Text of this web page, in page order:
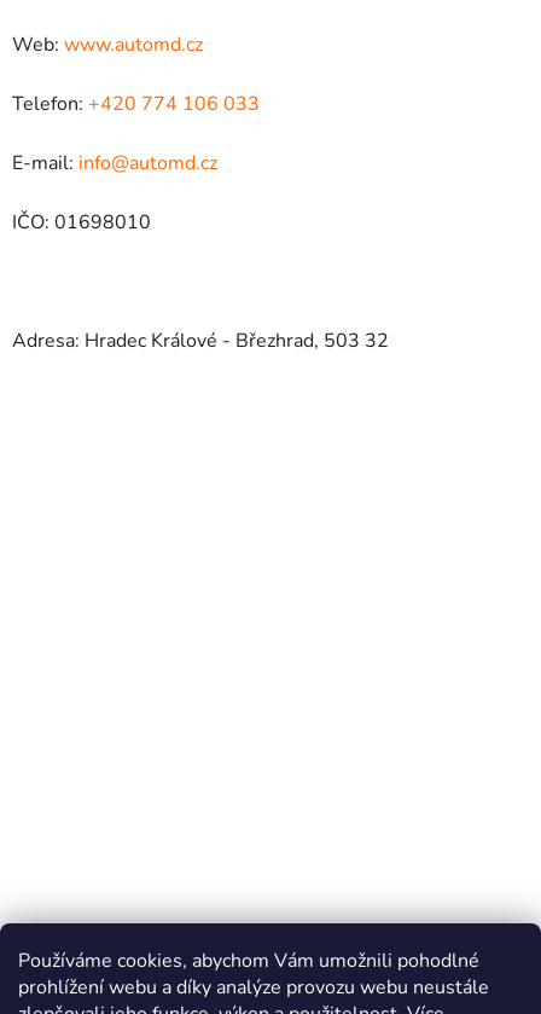
Používáme cookies, abychom Vám umožnili pohodlné
prohlížení webu a díky analýze provozu webu neustále
Web: www.automd.cz
Telefon: +420 774 106 033
E-mail: info@automd.cz
IČO: 01698010
Adresa: Hradec Králové - Březhrad, 503 32